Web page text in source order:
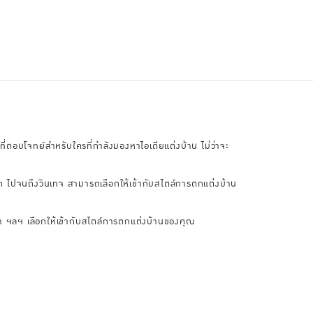
อบโจทย์สำหรับใครที่กำลังมองหาไอเดียแต่งบ้าน ไม่ว่าจะ
จนถึงวินเทจ สามารถเลือกให้เข้ากับสไตล์การตกแต่งบ้าน
ฯลฯ เลือกให้เข้ากับสไตล์การตกแต่งบ้านของคุณ